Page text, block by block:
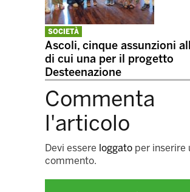
SOCIETÀ
Ascoli, cinque assunzioni
di cui una per il progetto
Desteenazione
Commenta
l'articolo
Devi essere loggato per inserire
commento.